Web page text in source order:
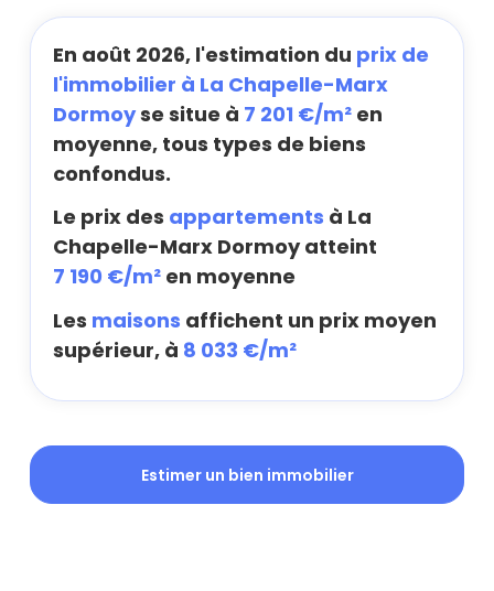
En août 2026, l'estimation du prix de
l'immobilier à La Chapelle-Marx
Dormoyse situe à 7 201 €/m² en
moyenne, tous types de biens
confondus.
Le prix des appartements à La
Chapelle-Marx Dormoy atteint
7 190 €/m² en moyenne
Les maisons affichent un prix moyen
supérieur, à 8 033 €/m²
Estimer un bien immobilier